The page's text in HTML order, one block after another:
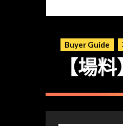
Buyer Guide
【場